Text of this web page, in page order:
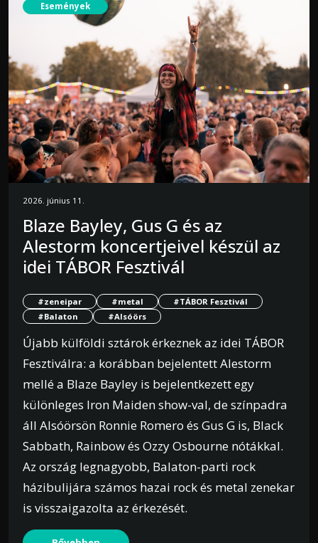
Események
2026. június 11.
Blaze Bayley, Gus G és az
Alestorm koncertjeivel készül az
idei TÁBOR Fesztivál
#zeneipar #metal
#TÁBOR Fesztivál
#Balaton
#Alsóörs
Újabb külföldi sztárok érkeznek az idei TÁBOR
Fesztiválra: a korábban bejelentett Alestorm
mellé a Blaze Bayley is bejelentkezett egy
különleges Iron Maiden show-val, de színpadra
áll Alsóörsön Ronnie Romero és Gus G is, Black
Sabbath, Rainbow és Ozzy Osbourne nótákkal.
Az ország legnagyobb, Balaton-parti rock
házibulijára számos hazai rock és metal zenekar
is visszaigazolta az érkezését.